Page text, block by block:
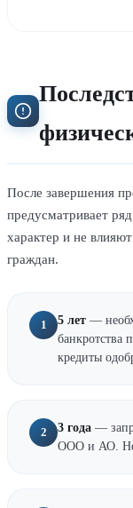
После завершения
предусматривает
характер и не
граждан.
1 5 лет —
банкротства
кредиты
2 3 года —
ООО и АО. Не